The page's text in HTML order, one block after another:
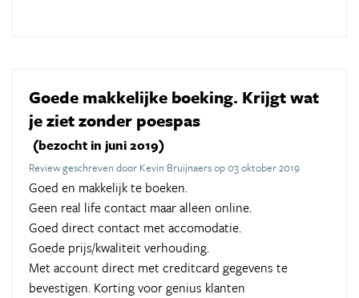
Goede makkelijke boeking. Krijgt wat
je ziet zonder poespas
(bezocht in juni 2019)
Review geschreven door Kevin Bruijnaers op 03 oktober 2019
Goed en makkelijk te boeken.
Geen real life contact maar alleen online.
Goed direct contact met accomodatie.
Goede prijs/kwaliteit verhouding.
Met account direct met creditcard gegevens te
bevestigen. Korting voor genius klanten